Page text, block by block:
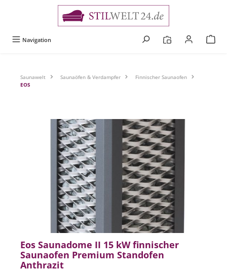
Navigation
Saunawelt Saunaöfen & Verdampfer
Finnischer Saunaofen
EOS
Bildergalerie überspringen
Eos Saunadome II 15 kW finnischer
Saunaofen Premium Standofen
Anthrazit